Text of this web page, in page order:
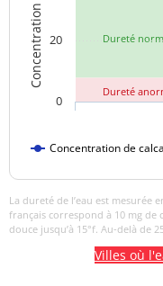
mesure du pH
Titre hydrotimétrique
Turbidité
néphélométrique NFU
Dureté
Dureté
Concentration de
0
20
La dureté de l’eau est mesurée
français correspond à 10 mg de
douce jusqu’à 15°f. Au-delà de
Villes où